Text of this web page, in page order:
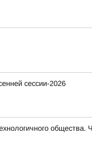
сессии-2026
общества.